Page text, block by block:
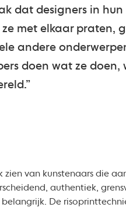
dat designers in
ze met elkaar praten,
andere
doen wat ze doen,
van kunstenaars die
authentiek,
De